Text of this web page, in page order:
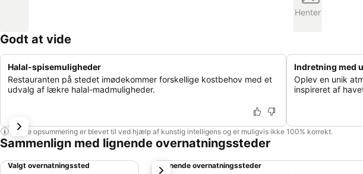
Henter
Godt at vide
Halal-spisemuligheder
Restauranten på stedet imødekommer forskellige kostbehov med et
udvalg af lækre halal-madmuligheder.
Indretning med
Oplev en unik
inspireret af
Denne opsummering er blevet til ved hjælp af kunstig intelligens og er muligvis ikke 100% korrekt.
Sammenlign med lignende overnatningssteder
Valgt overnatningssted Lignende overnatningssteder
næste